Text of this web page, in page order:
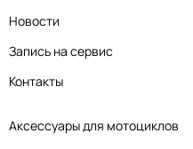
Аксессуары для мотоциклов
Новости
Запись на сервис
Контакты